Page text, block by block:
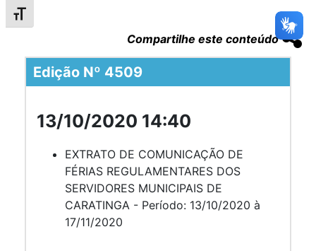
Alternar tamanho da fonte
Compartilhe este conteúdo
Edição Nº 4509
13/10/2020 14:40
EXTRATO DE COMUNICAÇÃO DE
FÉRIAS REGULAMENTARES DOS
SERVIDORES MUNICIPAIS DE
CARATINGA - Período: 13/10/2020 à
17/11/2020